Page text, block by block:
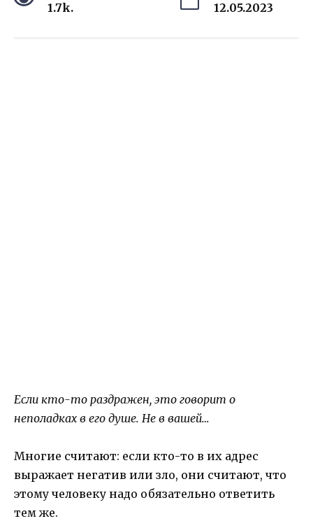
1.7k. 12.05.2023
Если кто-то раздражен, это говорит о
неполадках в его душе. Не в вашей…
Многие считают: если кто-то в их адрес
выражает негатив или зло, они считают, что
этому человеку надо обязательно ответить
тем же.